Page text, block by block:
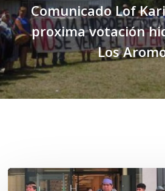
Comunicado Lof
proxima votación
Los
Osorno: